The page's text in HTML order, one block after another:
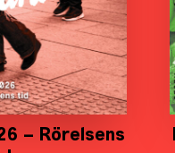
– Rörelsens